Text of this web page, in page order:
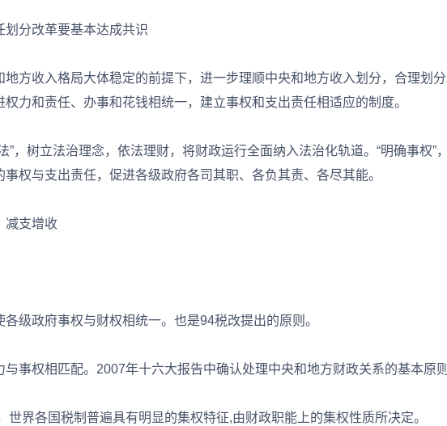
分改革要基本达成共识
收入格局大体稳定的前提下，进一步理顺中央和地方收入划分，合理划
力和责任、办事和花钱相统一，建立事权和支出责任相适应的制度。
树立法治理念，依法理财，将财政运行全面纳入法治化轨道。“明确事权”
权与支出责任，促进各级政府各司其职、各负其责、各尽其能。
支增收
政府事权与财权相统一。也是94税改提出的原则。
权相匹配。2007年十六大报告中确认处理中央和地方财政关系的基本原则
界各国税制普遍具有明显的集权特征,由财政职能上的集权性质所决定。